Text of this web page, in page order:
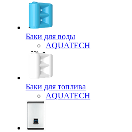
Баки для воды
AQUATECH
Баки для топлива
AQUATECH